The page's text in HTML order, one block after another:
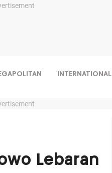
INTERNATIONAL
Lebaran